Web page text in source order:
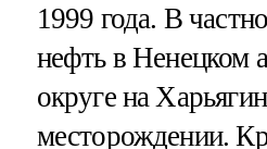
1999 года. В
нефть в Ненецком
округе на
месторождении.